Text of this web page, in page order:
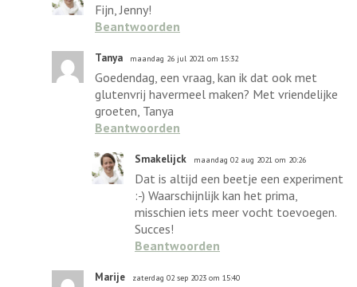
Fijn, Jenny!
Beantwoorden
Tanya maandag 26 jul 2021 om 15:32
Goedendag, een vraag, kan ik dat ook met
glutenvrij havermeel maken? Met vriendelijke
groeten, Tanya
Beantwoorden
Smakelijck maandag 02 aug 2021 om 20:26
Dat is altijd een beetje een experiment
:-) Waarschijnlijk kan het prima,
misschien iets meer vocht toevoegen.
Succes!
Beantwoorden
Marije zaterdag 02 sep 2023 om 15:40